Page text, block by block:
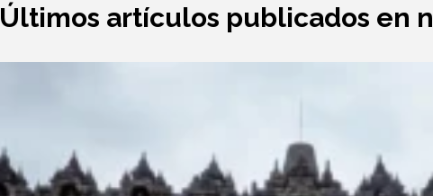
Últimos artículos publicados en